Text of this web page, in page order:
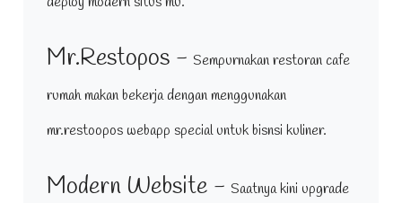
Mr.Restopos - Sempurnakan restoran cafe
rumah makan bekerja dengan menggunakan
mr.restoopos webapp special untuk bisnsi kuliner.
Modern Website - Saatnya kini upgrade